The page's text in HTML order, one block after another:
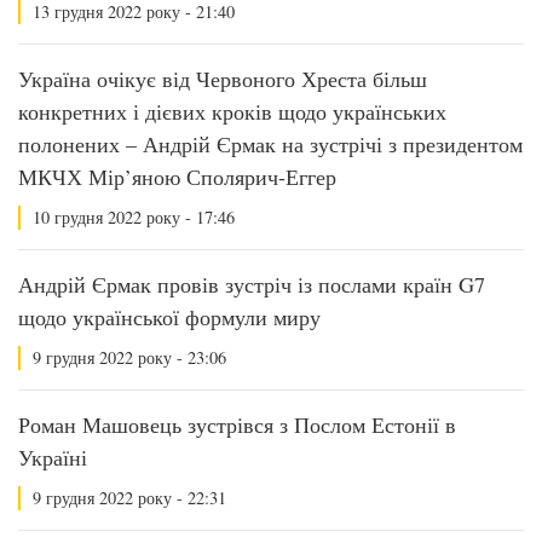
13 грудня 2022 року - 21:40
Україна очікує від Червоного Хреста більш
конкретних і дієвих кроків щодо українських
полонених – Андрій Єрмак на зустрічі з президентом
МКЧХ Мір’яною Сполярич-Еггер
10 грудня 2022 року - 17:46
Андрій Єрмак провів зустріч із послами країн G7
щодо української формули миру
9 грудня 2022 року - 23:06
Роман Машовець зустрівся з Послом Естонії в
Україні
9 грудня 2022 року - 22:31